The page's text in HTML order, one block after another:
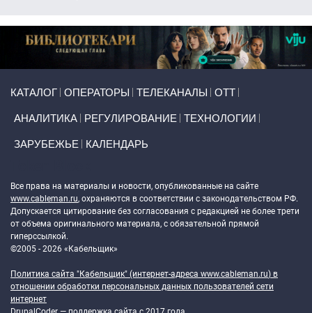
КАТАЛОГ ОПЕРАТОРЫ ТЕЛЕКАНАЛЫ ОТТ
АНАЛИТИКА РЕГУЛИРОВАНИЕ ТЕХНОЛОГИИ
ЗАРУБЕЖЬЕ КАЛЕНДАРЬ
Все права на материалы и новости, опубликованные на сайте
www.cableman.ru, охраняются в соответствии с законодательством РФ.
Допускается цитирование без согласования с редакцией не более трети
от объема оригинального материала, с обязательной прямой
гиперссылкой.
©2005 - 2026 «Кабельщик»
Политика сайта "Кабельщик" (интернет-адреса www.cableman.ru) в
отношении обработки персональных данных пользователей сети
интернет